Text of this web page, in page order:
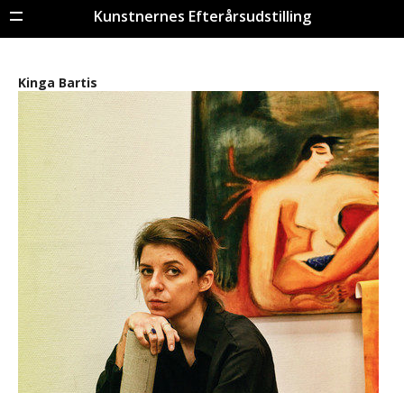
Kunstnernes Efterårsudstilling
Kinga Bartis